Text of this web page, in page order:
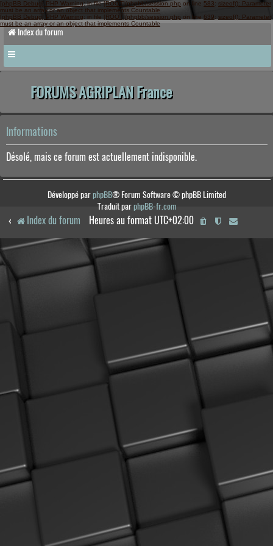
[phpBB Debug] PHP Warning: in file[ROOT]/phpbb/session.php on line 583: sizeof(): Parameter
must be an array or an object that implements Countable
[phpBB Debug] PHP Warning: in file [ROOT]/phpbb/session.php on line 639: sizeof(): Parameter
must be an array or an object that implements Countable
Index du forum
FORUMS AGRIPLAN France
Informations
Désolé, mais ce forum est actuellement indisponible.
Développé parphpBB® Forum Software © phpBB Limited
Traduit parphpBB-fr.com
Index du forum Heures au format UTC+02:00